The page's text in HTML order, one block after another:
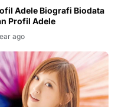
Adele Biografi Biodata
Profil Adele
ago